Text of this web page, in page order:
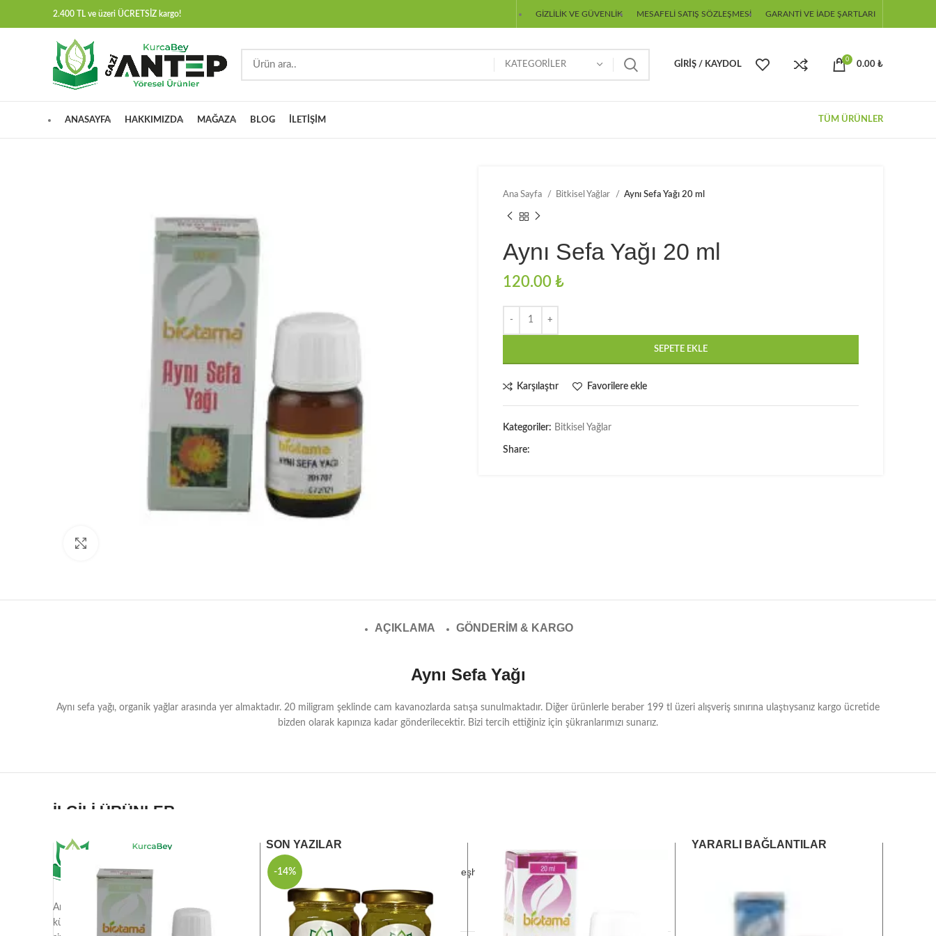
2.400 TL ve üzeri ÜCRETSİZ kargo! GIZLILIK VE GÜVENLIK MESAFELI SATIŞ SÖZLEŞMESI GARANTI VE İADE ŞARTLARI
KATEGORILER GIRIŞ / KAYDOL
0
0.00 ₺
ANASAYFA HAKKIMIZDA MAĞAZA BLOG İLETIŞIM TÜM ÜRÜNLER
Ana Sayfa Bitkisel Yağlar Aynı Sefa Yağı 20 ml
Aynı Sefa Yağı 20 ml
₺
SEPETE EKLE
Karşılaştır Favorilere ekle
Kategoriler: Bitkisel Yağlar
Share:
AÇIKLAMA GÖNDERIM & KARGO
Aynı Sefa Yağı
Aynı sefa yağı, organik yağlar arasında yer almaktadır. 20 miligram şeklinde cam kavanozlarda satışa sunulmaktadır. Diğer ürünlerle beraber 199 tl üzeri alışveriş sınırına ulaştıysanız kargo ücretide
bizden olarak kapınıza kadar gönderilecektir. Bizi tercih ettiğiniz için şükranlarımızı sunarız.
İLGILI ÜRÜNLER
-14%
Antep Yöresel Ürünler olarak Gaziantep'in
kültürel ürünlerini en sağlıklı ve kaliteli şekilde
SON YAZILAR
Gaziantep Gezilecek (En Meşhur, Turistik) Yerler
1 Comment
YARARLI BAĞLANTILAR
Hakkımızda